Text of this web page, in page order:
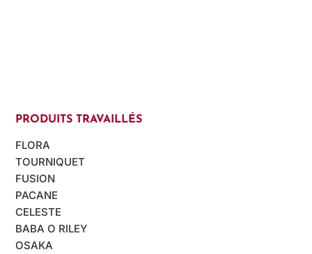
PRODUITS TRAVAILLÉS
FLORA
TOURNIQUET
FUSION
PACANE
CELESTE
BABA O RILEY
OSAKA